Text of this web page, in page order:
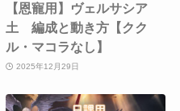
【恩寵用】ヴェルサシア
土 編成と動き方【クク
ル・マコラなし】
2025年12月29日